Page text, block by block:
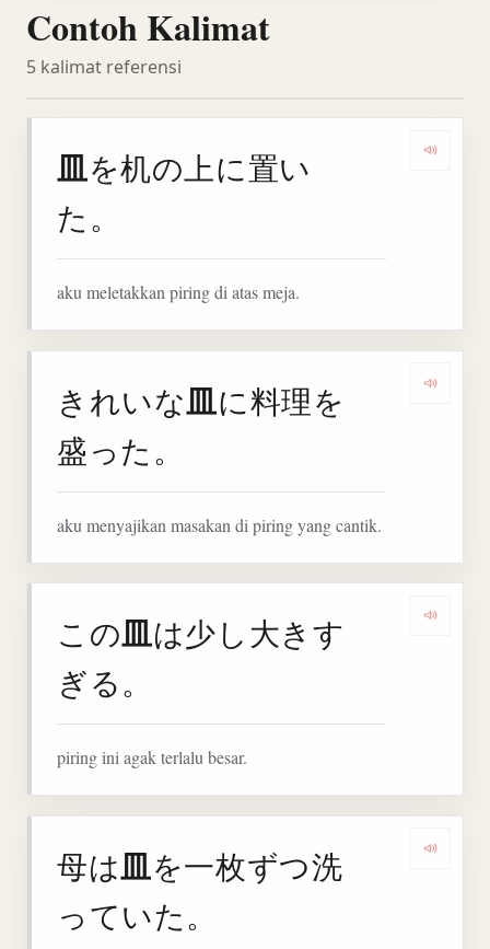
Contoh Kalimat
5 kalimat referensi
皿を机の上に置い
た。
aku meletakkan piring di atas meja.
きれいな皿に料理を
盛った。
aku menyajikan masakan di piring yang cantik.
この皿は少し大きす
ぎる。
piring ini agak terlalu besar.
母は皿を一枚ずつ洗
っていた。